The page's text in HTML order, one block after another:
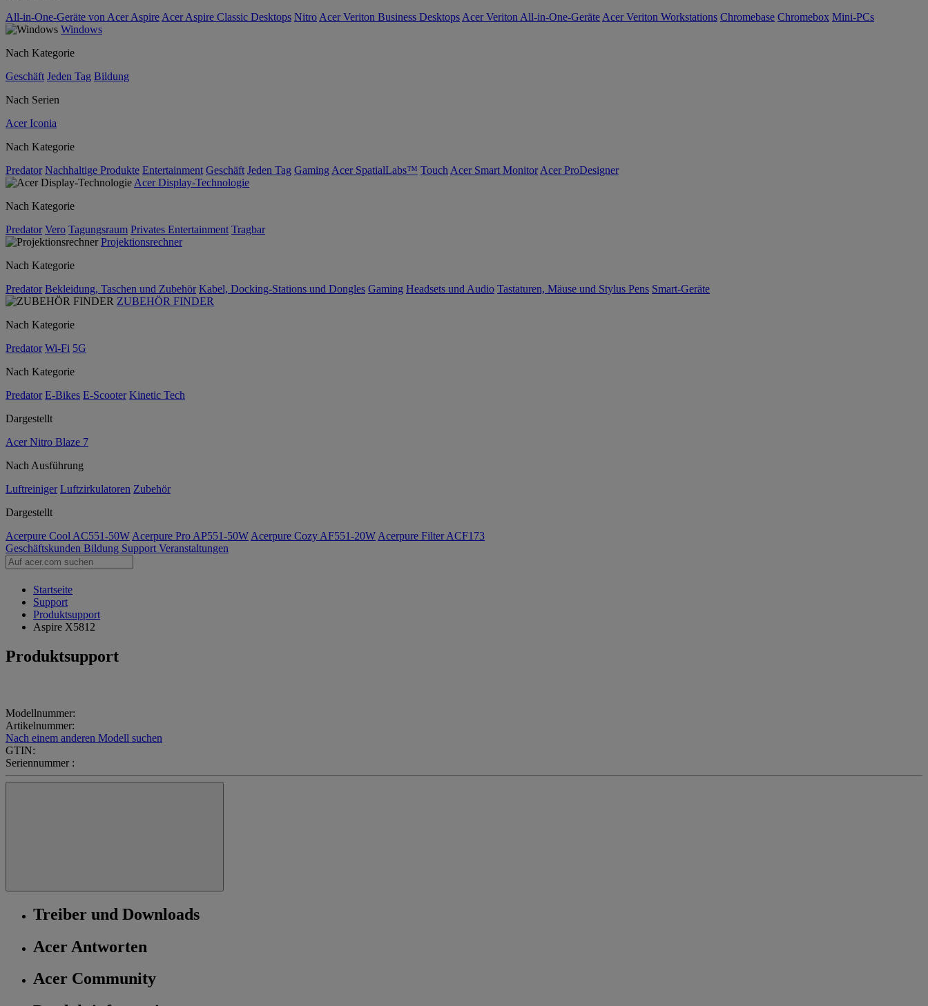
All-in-One-Geräte von Acer Aspire Acer Aspire Classic Desktops Nitro Acer Veriton Business Desktops Acer Veriton All-in-One-Geräte Acer Veriton Workstations Chromebase Chromebox Mini-PCs
Windows
Nach Kategorie
Geschäft Jeden Tag Bildung
Nach Serien
Acer Iconia
Nach Kategorie
Predator Nachhaltige Produkte Entertainment Geschäft Jeden Tag Gaming Acer SpatialLabs™ Touch Acer Smart Monitor Acer ProDesigner
Acer Display-Technologie
Nach Kategorie
Predator Vero Tagungsraum Privates Entertainment Tragbar
Projektionsrechner
Nach Kategorie
Predator Bekleidung, Taschen und Zubehör Kabel, Docking-Stations und Dongles Gaming Headsets und Audio Tastaturen, Mäuse und Stylus Pens Smart-Geräte
ZUBEHÖR FINDER
Nach Kategorie
Predator Wi-Fi 5G
Nach Kategorie
Predator E-Bikes E-Scooter Kinetic Tech
Dargestellt
Acer Nitro Blaze 7
Nach Ausführung
Luftreiniger Luftzirkulatoren Zubehör
Dargestellt
Acerpure Cool AC551-50W Acerpure Pro AP551-50W Acerpure Cozy AF551-20W Acerpure Filter ACF173
Geschäftskunden Bildung Support Veranstaltungen
Startseite
Support
Produktsupport
Aspire X5812
Produktsupport
Modellnummer:
Artikelnummer:
Nach einem anderen Modell suchen
GTIN:
Seriennummer :
Treiber und Downloads
Acer Antworten
Acer Community